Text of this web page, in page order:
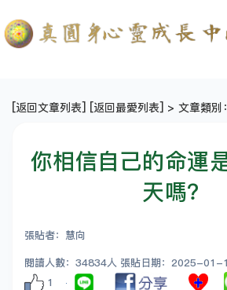
[返回文章列表] [返回最愛列表] > 文章類別
你相信自己的命運
天嗎？
張貼者：慧向
閱讀人數：34834人 張貼日期：2025-01-
1